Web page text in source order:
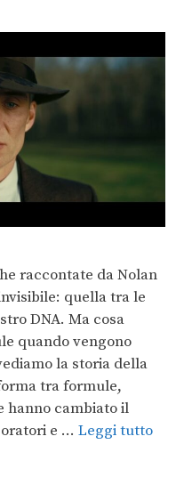
raccontate da Nolan
quella tra le
DNA. Ma cosa
quando vengono
la storia della
tra formule,
hanno cambiato il
e … Leggi tutto